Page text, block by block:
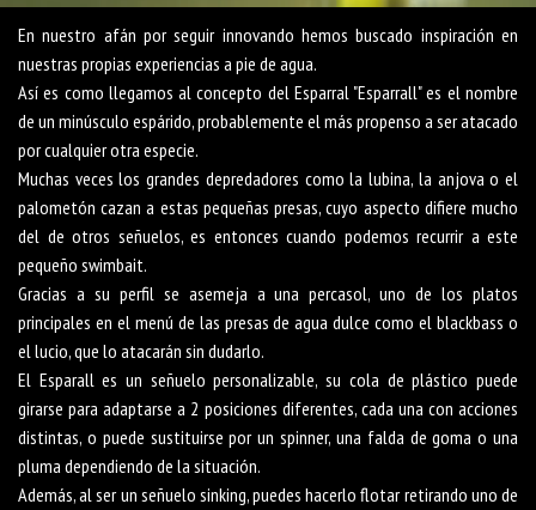
Fishus Esparrall
En nuestro afán por seguir innovando hemos buscado inspiración en
nuestras propias experiencias a pie de agua.
Así es como llegamos al concepto del Esparral "Esparrall" es el nombre
de un minúsculo espárido, probablemente el más propenso a ser atacado
por cualquier otra especie.
Muchas veces los grandes depredadores como la lubina, la anjova o el
palometón cazan a estas pequeñas presas, cuyo aspecto difiere mucho
del de otros señuelos, es entonces cuando podemos recurrir a este
pequeño swimbait.
Gracias a su perfil se asemeja a una percasol, uno de los platos
principales en el menú de las presas de agua dulce como el blackbass o
el lucio, que lo atacarán sin dudarlo.
El Esparall es un señuelo personalizable, su cola de plástico puede
girarse para adaptarse a 2 posiciones diferentes, cada una con acciones
distintas, o puede sustituirse por un spinner, una falda de goma o una
pluma dependiendo de la situación.
Además, al ser un señuelo sinking, puedes hacerlo flotar retirando uno de